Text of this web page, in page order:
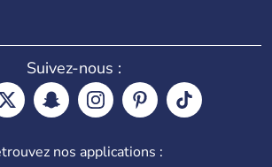
Suivez-nous :
nos applications :